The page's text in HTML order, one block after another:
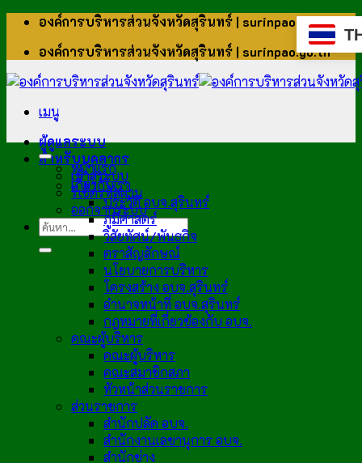
ข้าม
เนื้อหา
องค์การบริหารส่วนจังหวัดสุรินทร์ | surinpao.go.th
องค์การบริหารส่วนจังหวัดสุรินทร์ | surinpao.go.th
เมนู
ผู้ดูแลระบบ
สำหรับบุคลากร
เข้าสู่ระบบ
รีเซ็ตรหัสผ่าน
ออกจากระบบ
หน้าแรก
เกี่ยวกับเรา
ประวัติ อบจ.สุรินทร์
ภูมิศาสตร์
วิสัยทัศน์/พันธกิจ
ตราสัญลักษณ์
นโยบายการบริหาร
โครงสร้าง อบจ.สุรินทร์
อำนาจหน้าที่ อบจ.สุรินทร์
กฎหมายที่เกี่ยวข้องกับ อบจ.
คณะผู้บริหาร
คณะผู้บริหาร
คณะสมาชิกสภา
หัวหน้าส่วนราชการ
ส่วนราชการ
สำนักปลัด อบจ.
สำนักงานเลขานุการ อบจ.
สำนักช่าง